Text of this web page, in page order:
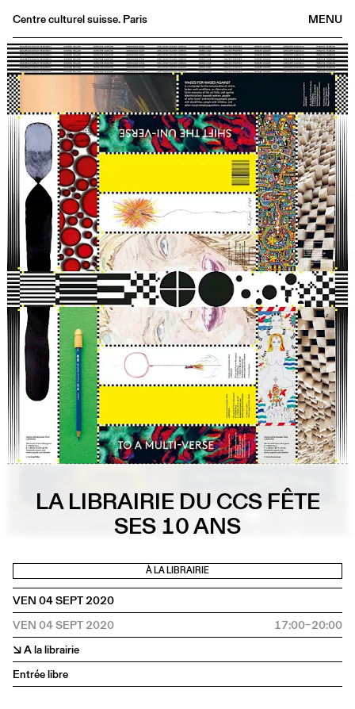
MENU
Centre culturel suisse. Paris
Agenda
Librairie
Buvette
Archives
Médiathèque
Éditions
Informations
FR
EN
LA LIBRAIRIE DU CCS FÊTE
SES 10 ANS
À LA LIBRAIRIE
VEN 04 SEPT 2020
VEN 04 SEPT 2020
17:00–20:00
↘ A la librairie
Entrée libre